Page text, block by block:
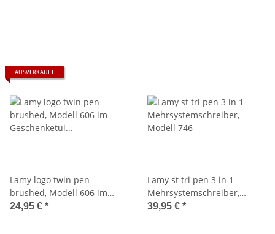
AUSVERKAUFT
Lamy logo twin pen
brushed, Modell 606 im
Geschenketui mit Notizbuch
24,95 € *
Lamy st tri pen 3 in 1
Mehrsystemschreiber,
Modell 746
39,95 € *